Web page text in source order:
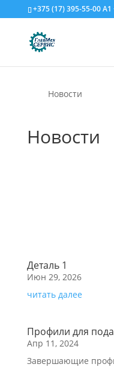
+375 (17) 395-55-00A1
Новости
Новости
Деталь 1
Июн 29, 2026
читать далее
Профили для
Апр 11, 2024
Завершающие